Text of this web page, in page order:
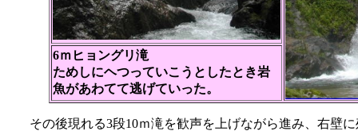
6ｍヒョングリ滝
ためしにヘつっていこうとしたとき岩
魚があわてて逃げていった。
その後現れる3段10ｍ滝を歓声を上げながら進み、右壁